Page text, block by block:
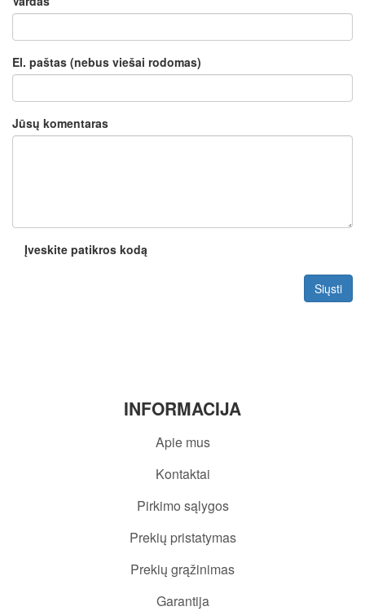
El. paštas (nebus viešai rodomas)
Jūsų komentaras
Įveskite patikros kodą
Siųsti
INFORMACIJA
Apie mus
Kontaktai
Pirkimo sąlygos
Prekių pristatymas
Prekių grąžinimas
Garantija